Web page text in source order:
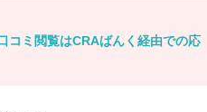
コミ閲覧はCRAばんく経由での応